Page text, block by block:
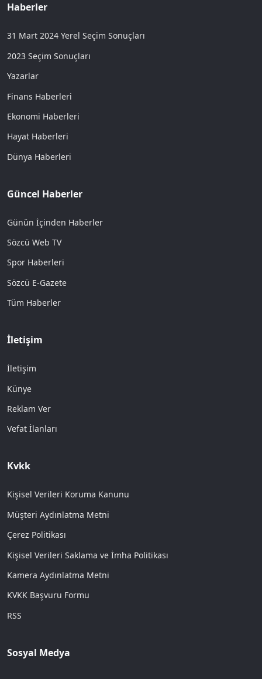
Haberler
31 Mart 2024 Yerel Seçim Sonuçları
2023 Seçim Sonuçları
Yazarlar
Finans Haberleri
Ekonomi Haberleri
Hayat Haberleri
Dünya Haberleri
Güncel Haberler
Günün İçinden Haberler
Sözcü Web TV
Spor Haberleri
Sözcü E-Gazete
Tüm Haberler
İletişim
İletişim
Künye
Reklam Ver
Vefat İlanları
Kvkk
Kişisel Verileri Koruma Kanunu
Müşteri Aydınlatma Metni
Çerez Politikası
Kişisel Verileri Saklama ve İmha Politikası
Kamera Aydınlatma Metni
KVKK Başvuru Formu
RSS
Sosyal Medya